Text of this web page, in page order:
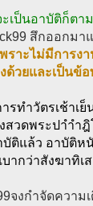
เป็นอาบัติก็ตา
สึกออกมา
พราะไม่มีการง
ด้วยและเป็นข้
รทำวัตรเช้าเ
สวดพระปาำำ
บัติแล้ว อาบัติห
บากว่าสังฆาทิ
จงกำจัดความ